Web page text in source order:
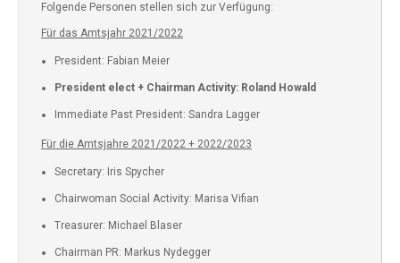
Folgende Personen stellen sich zur Verfügung:
Für das Amtsjahr 2021/2022
President: Fabian Meier
President elect + Chairman Activity: Roland Howald
Immediate Past President: Sandra Lagger
Für die Amtsjahre 2021/2022 + 2022/2023
Secretary: Iris Spycher
Chairwoman Social Activity: Marisa Vifian
Treasurer: Michael Blaser
Chairman PR: Markus Nydegger